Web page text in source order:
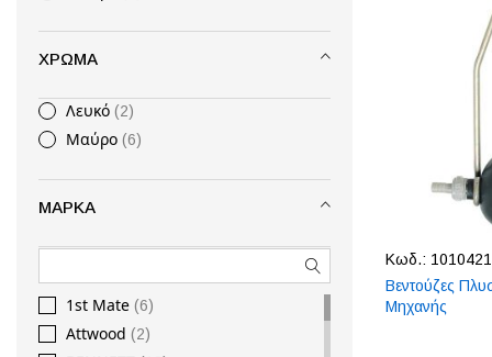
Κωδ.: 1010421
Βεντούζες
Μηχανής
38Ft 4
40Ft
44Ft 1
46Ft 1
48Ft 1
50Ft
56Ft
58Ft
5Ft
ΧΡΏΜΑ
Λευκό 2
Μαύρο 6
ΜΆΡΚΑ
1st Mate 6
Attwood 2